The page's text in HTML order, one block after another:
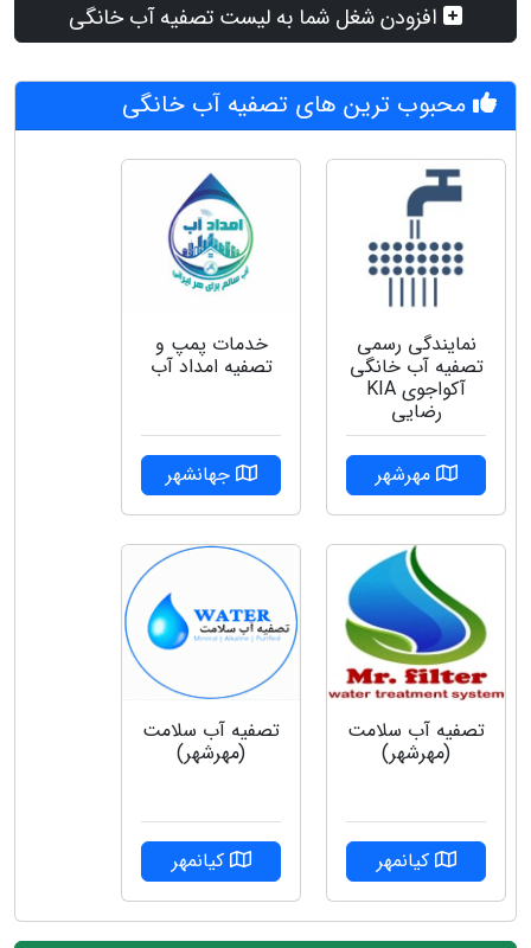
افزودن شغل شما به لیست تصفیه آب خانگی
محبوب ترین های تصفیه آب خانگی
نمایندگی رسمی
تصفیه آب خانگی
آکواجوی KIA
رضایی
مهرشهر
خدمات پمپ و
تصفیه امداد آب
جهانشهر
تصفیه آب سلامت
(مهرشهر)
کیانمهر
تصفیه آب سلامت
(مهرشهر)
کیانمهر